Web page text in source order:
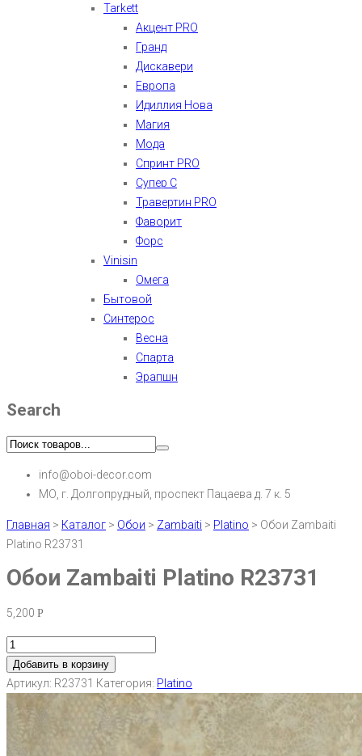
Tarkett
Акцент PRO
Гранд
Дискавери
Европа
Идиллия Нова
Магия
Мода
Спринт PRO
Супер С
Травертин PRO
Фаворит
Форс
Vinisin
Омега
Бытовой
Синтерос
Весна
Спарта
Эрапшн
Search
info@oboi-decor.com
МО, г. Долгопрудный, проспект Пацаева д. 7 к. 5
Главная > Каталог > Обои > Zambaiti > Platino > Обои Zambaiti
Platino R23731
Обои Zambaiti Platino R23731
5,200 Р
Добавить в корзину
Артикул: R23731 Категория: Platino